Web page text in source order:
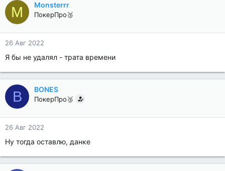
M Monsterrr
ПокерПро🥉
26 Авг 2022
Я бы не удалял - трата времени
B BONES
ПокерПро🥉
26 Авг 2022
Ну тогда оставлю, данке